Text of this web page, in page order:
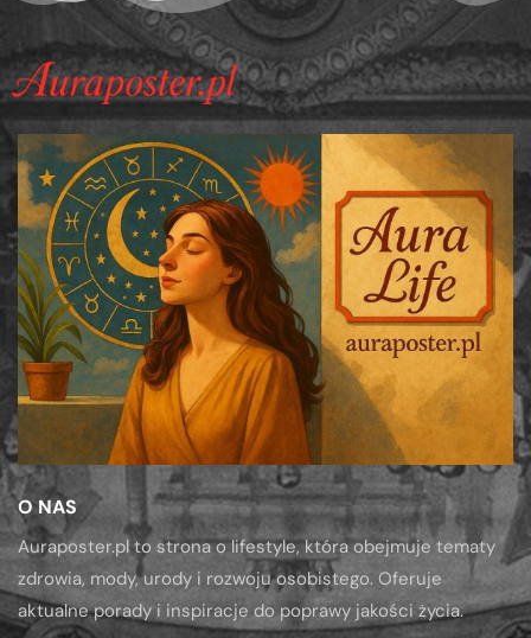
O NAS
Auraposter.pl to strona o lifestyle, która obejmuje tematy
zdrowia, mody, urody i rozwoju osobistego. Oferuje
aktualne porady i inspiracje do poprawy jakości życia.